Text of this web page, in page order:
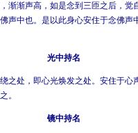
渐渐声高，如是念到三匝之后，觉
声中也。是以此身心安住于念佛
光中持名
之处，即心光焕发之处。安住于心
。
镜中持名